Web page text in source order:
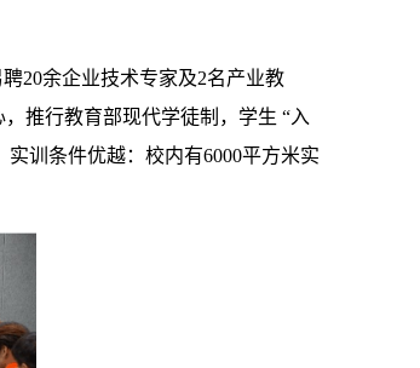
20余企业技术专家及2名产业教
推行教育部现代学徒制，学生 “入
训条件优越：校内有6000平方米实